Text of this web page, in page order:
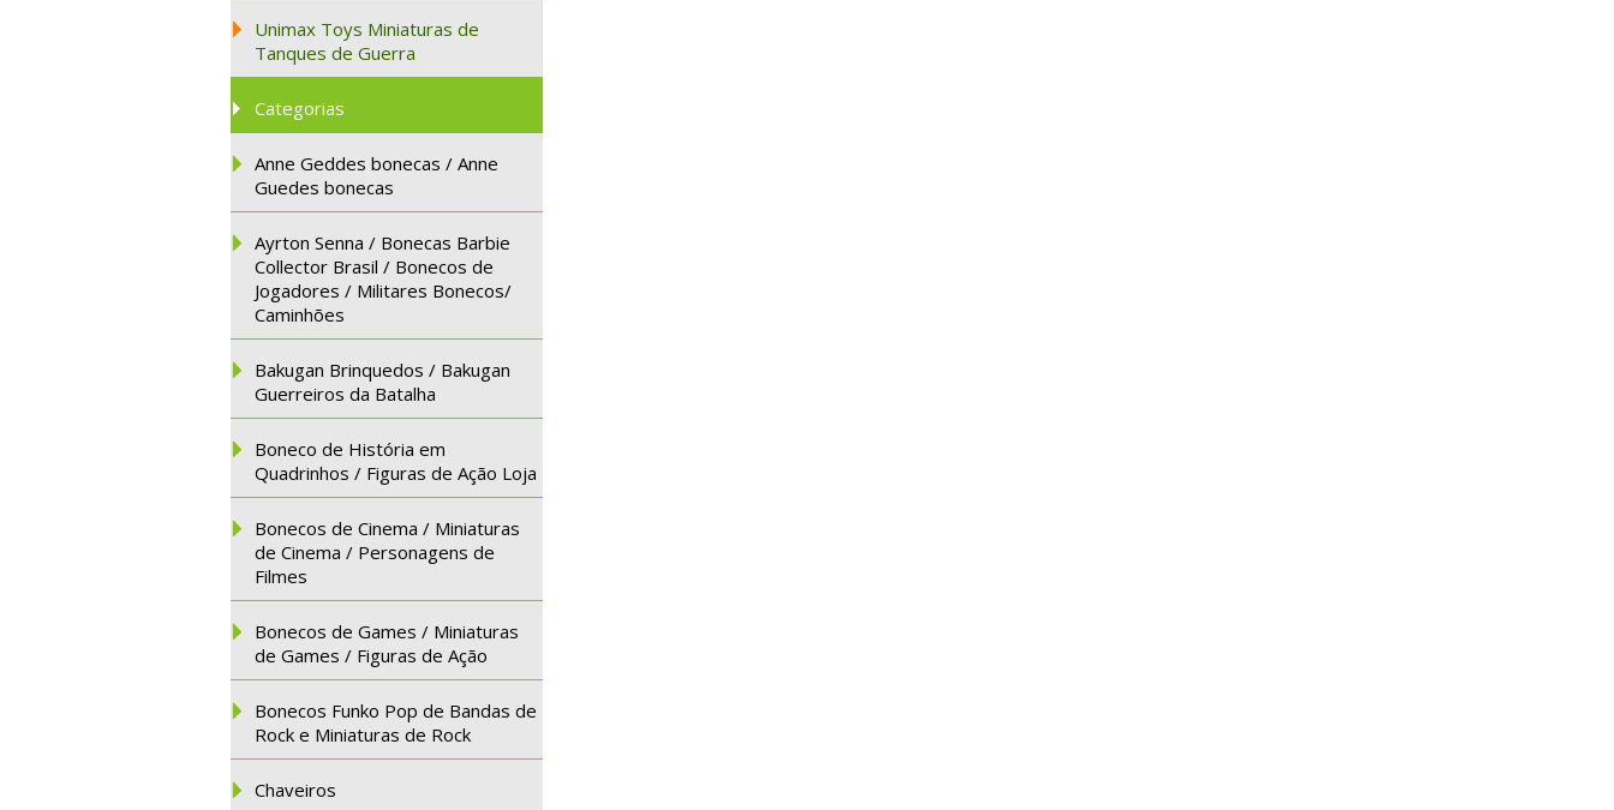
Unimax Toys Miniaturas de
Tanques de Guerra
Categorias
Anne Geddes bonecas / Anne
Guedes bonecas
Ayrton Senna / Bonecas Barbie
Collector Brasil / Bonecos de
Jogadores / Militares Bonecos/
Caminhões
Bakugan Brinquedos / Bakugan
Guerreiros da Batalha
Boneco de História em
Quadrinhos / Figuras de Ação Loja
Bonecos de Cinema / Miniaturas
de Cinema / Personagens de
Filmes
Bonecos de Games / Miniaturas
de Games / Figuras de Ação
Bonecos Funko Pop de Bandas de
Rock e Miniaturas de Rock
Chaveiros